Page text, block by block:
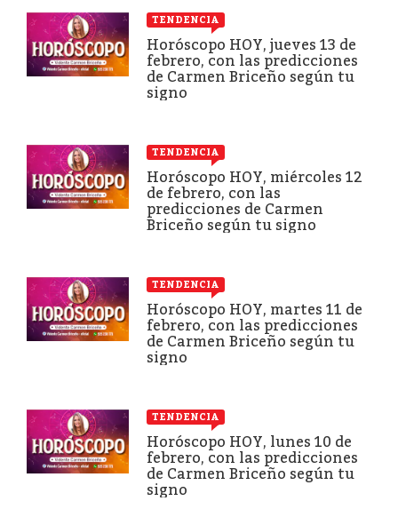
TENDENCIA
Horóscopo HOY, jueves 13 de
febrero, con las predicciones
de Carmen Briceño según tu
signo
TENDENCIA
Horóscopo HOY, miércoles 12
de febrero, con las
predicciones de Carmen
Briceño según tu signo
TENDENCIA
Horóscopo HOY, martes 11 de
febrero, con las predicciones
de Carmen Briceño según tu
signo
TENDENCIA
Horóscopo HOY, lunes 10 de
febrero, con las predicciones
de Carmen Briceño según tu
signo